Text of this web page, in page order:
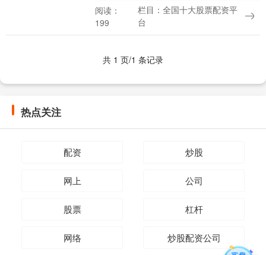
会。通过配资，交易者可以放大资金规
模，从而增加交易规模和潜在利润。 在选
阅读：
199
栏目：全国十大股票配资平
台
共 1 页/1 条记录
热点关注
配资 炒股
网上 公司
股票 杠杆
网络 炒股配资公司